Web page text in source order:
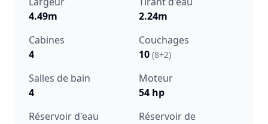
4.49m
2.24m
Cabines
4
Couchages
10 (8+2)
Salles de bain
4
Moteur
54 hp
Réservoir d'eau
Réservoir de